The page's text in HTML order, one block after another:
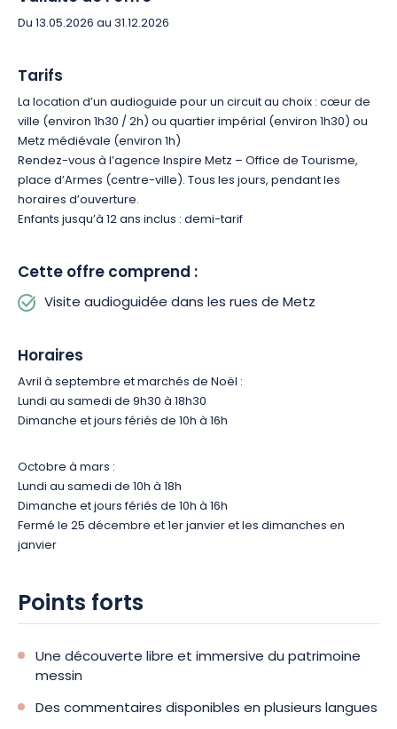
vous invite à vivre une découverte authentique de la ville.
Du 13.05.2026 au 31.12.2026
Tarifs
La location d’un audioguide pour un circuit au choix : cœur de
ville (environ 1h30 / 2h) ou quartier impérial (environ 1h30) ou
Metz médiévale (environ 1h)
Rendez-vous à l’agence Inspire Metz – Office de Tourisme,
place d’Armes (centre-ville). Tous les jours, pendant les
horaires d’ouverture.
Enfants jusqu’à 12 ans inclus : demi-tarif
Cette offre comprend :
Visite audioguidée dans les rues de Metz
Horaires
Avril à septembre et marchés de Noël :
Lundi au samedi de 9h30 à 18h30
Dimanche et jours fériés de 10h à 16h
Octobre à mars :
Lundi au samedi de 10h à 18h
Dimanche et jours fériés de 10h à 16h
Fermé le 25 décembre et 1er janvier et les dimanches en
janvier
Points forts
Une découverte libre et immersive du patrimoine
messin
Des commentaires disponibles en plusieurs langues